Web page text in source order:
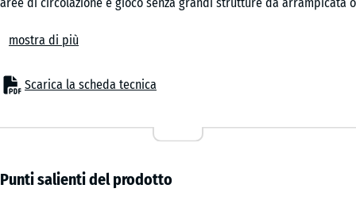
riabilitazione o ambienti fitness, la piastra elastica ad incastro è
economicità.
Applicazioni tipiche
– Cortili scolastici, asili e spazi comunali
– Zone fitness e outdoor fitness
– Residenze per anziani, case di cura, strutture di riabilitazione e
mostra di più
Scarica la scheda tecnica
m²
x
x 2
0,25
Punti salienti del prodotto